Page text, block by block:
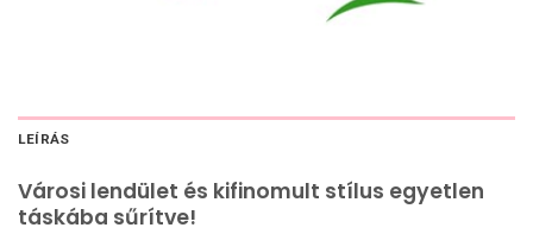
LEÍRÁS
Városi lendület és kifinomult stílus egyetlen
táskába sűrítve!